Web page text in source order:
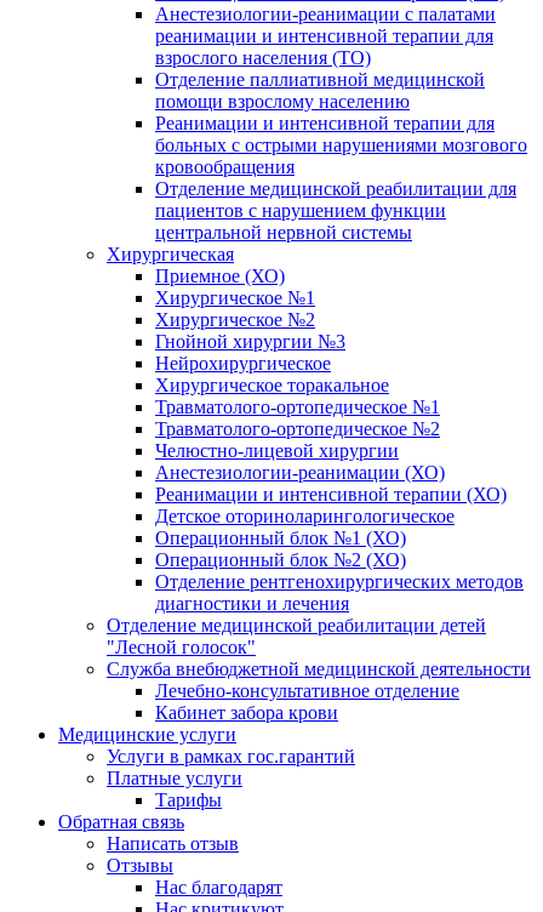
Анестезиологии-реанимации с палатами
реанимации и интенсивной терапии для
взрослого населения (ТО)
Отделение паллиативной медицинской
помощи взрослому населению
Реанимации и интенсивной терапии для
больных с острыми нарушениями мозгового
кровообращения
Отделение медицинской реабилитации для
пациентов с нарушением функции
центральной нервной системы
Хирургическая
Приемное (ХО)
Хирургическое №1
Хирургическое №2
Гнойной хирургии №3
Нейрохирургическое
Хирургическое торакальное
Травматолого-ортопедическое №1
Травматолого-ортопедическое №2
Челюстно-лицевой хирургии
Анестезиологии-реанимации (ХО)
Реанимации и интенсивной терапии (ХО)
Детское оториноларингологическое
Операционный блок №1 (ХО)
Операционный блок №2 (ХО)
Отделение рентгенохирургических методов
диагностики и лечения
Отделение медицинской реабилитации детей
"Лесной голосок"
Служба внебюджетной медицинской деятельности
Лечебно-консультативное отделение
Кабинет забора крови
Медицинские услуги
Услуги в рамках гос.гарантий
Платные услуги
Тарифы
Обратная связь
Написать отзыв
Отзывы
Нас благодарят